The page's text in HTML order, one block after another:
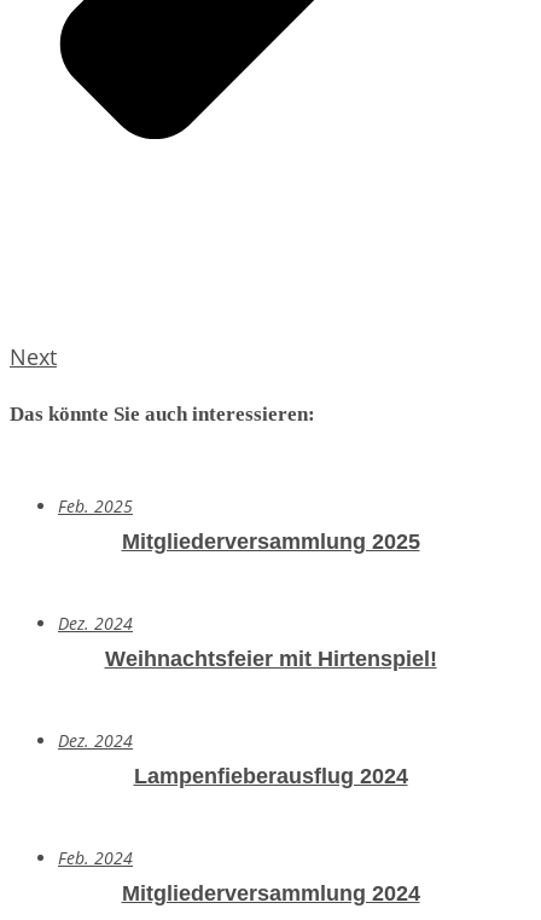
Next
Das könnte Sie auch interessieren:
Feb. 2025
Mitgliederversammlung 2025
Dez. 2024
Weihnachtsfeier mit Hirtenspiel!
Dez. 2024
Lampenfieberausflug 2024
Feb. 2024
Mitgliederversammlung 2024